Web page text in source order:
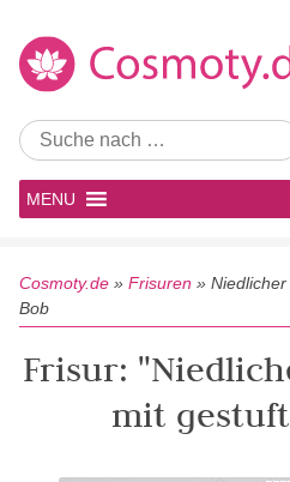
MENU
Cosmoty.de » Frisuren »
Bob
Frisur:
mit